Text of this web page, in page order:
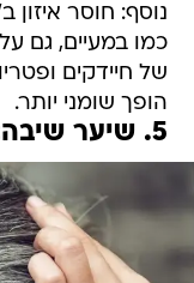
נוסף: חוסר
כמו במעיים, גם
של חיידקים
הופך שומני יותר.
5. שיער שיבה: מתי זה מוקדם מדי?